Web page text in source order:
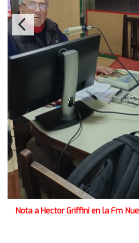
Nota a Hector Griffini en la Fm